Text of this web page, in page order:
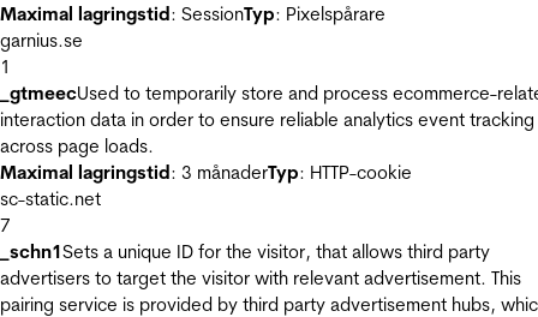
Maximal lagringstid: SessionTyp: Pixelspårare
garnius.se
1
_gtmeecUsed to temporarily store and process ecommerce-
interaction data in order to ensure reliable analytics event tracking
across page loads.
Maximal lagringstid: 3 månaderTyp: HTTP-cookie
sc-static.net
7
_schn1Sets a unique ID for the visitor, that allows third party
advertisers to target the visitor with relevant advertisement. This
pairing service is provided by third party advertisement hubs,